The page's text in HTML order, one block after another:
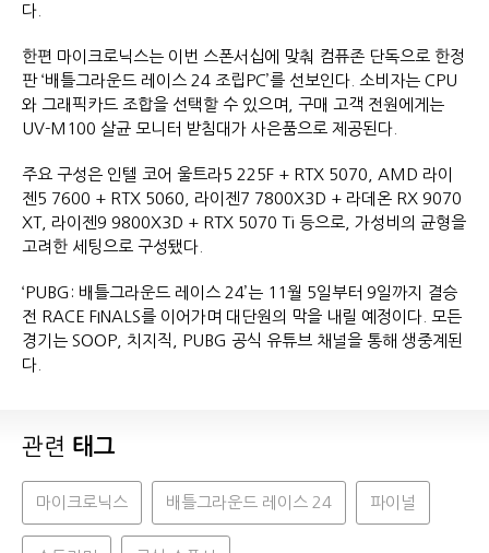
다.
한편 마이크로닉스는 이번 스폰서십에 맞춰 컴퓨존 단독으로 한정
판 ‘배틀그라운드 레이스 24 조립PC’를 선보인다. 소비자는 CPU
와 그래픽카드 조합을 선택할 수 있으며, 구매 고객 전원에게는
UV-M100 살균 모니터 받침대가 사은품으로 제공된다.
주요 구성은 인텔 코어 울트라5 225F + RTX 5070, AMD 라이
젠5 7600 + RTX 5060, 라이젠7 7800X3D + 라데온 RX 9070
XT, 라이젠9 9800X3D + RTX 5070 Ti 등으로, 가성비의 균형을
고려한 세팅으로 구성됐다.
‘PUBG: 배틀그라운드 레이스 24’는 11월 5일부터 9일까지 결승
전 RACE FINALS를 이어가며 대단원의 막을 내릴 예정이다. 모든
경기는 SOOP, 치지직, PUBG 공식 유튜브 채널을 통해 생중계된
다.
관련 태그
마이크로닉스 배틀그라운드 레이스 24 파이널